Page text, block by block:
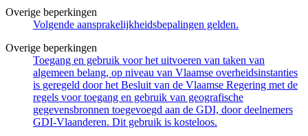
Overige beperkingen
Volgende aansprakelijkheidsbepalingen gelden.
Overige beperkingen
Toegang en gebruik voor het uitvoeren van taken van
algemeen belang, op niveau van Vlaamse overheidsinstanties
is geregeld door het Besluit van de Vlaamse Regering met de
regels voor toegang en gebruik van geografische
gegevensbronnen toegevoegd aan de GDI, door deelnemers
GDI-Vlaanderen. Dit gebruik is kosteloos.